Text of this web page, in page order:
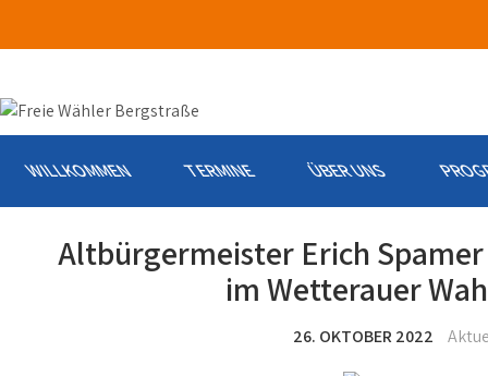
WILLKOMMEN TERMINE ÜBER UNS
Altbürgermeister Erich
im Wetterauer
26. OKTOBER 2022